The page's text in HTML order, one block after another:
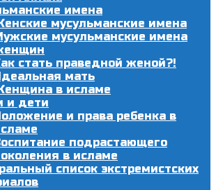
имена
мусульманские имена
мусульманские имена
стать праведной женой?!
мать
в исламе
и дети
и права ребенка в
подрастающего
в исламе
список экстремистских